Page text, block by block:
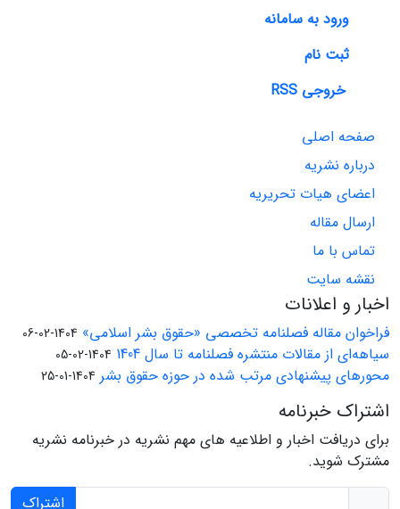
ورود به سامانه
ثبت نام
خروجی RSS
صفحه اصلی
درباره نشریه
اعضای هیات تحریریه
ارسال مقاله
تماس با ما
نقشه سایت
اخبار و اعلانات
فراخوان مقاله فصلنامه تخصصی «حقوق بشر اسلامی» 1404-02-06
سیاهه‌ای از مقالات منتشره فصلنامه تا سال 1404 1404-02-05
محورهای پیشنهادی مرتب شده در حوزه حقوق بشر 1404-01-25
اشتراک خبرنامه
برای دریافت اخبار و اطلاعیه های مهم نشریه در خبرنامه نشریه
مشترک شوید.
اشتراک